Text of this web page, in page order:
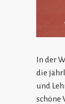
In der
die
und
schöne